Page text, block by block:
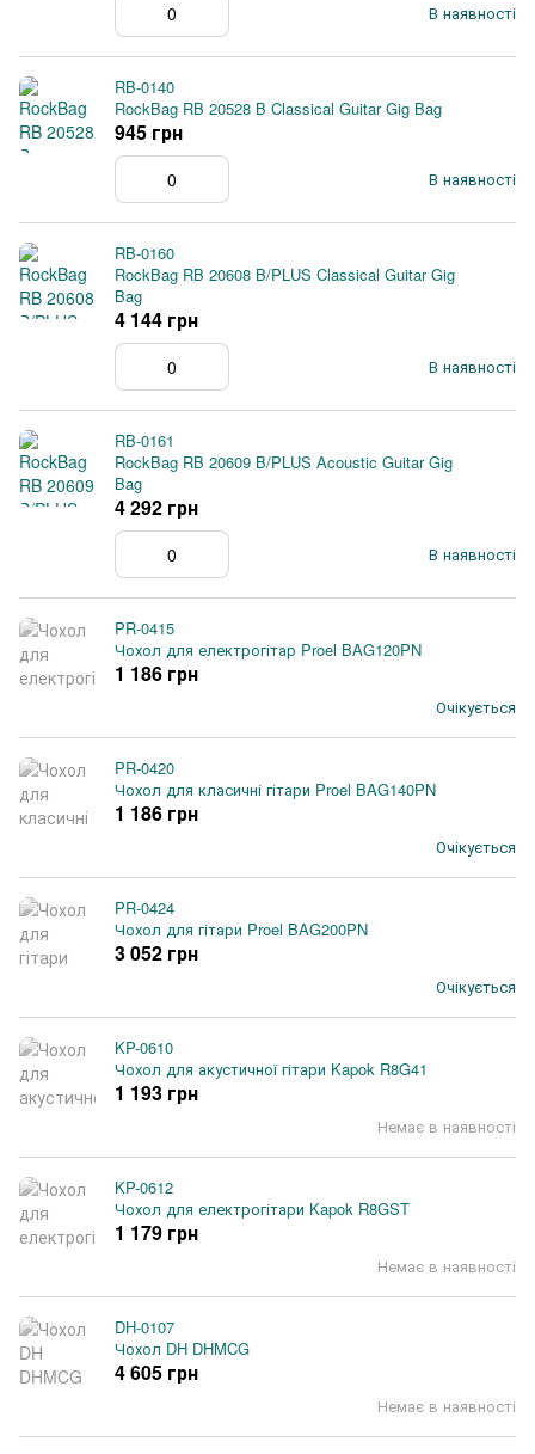
В наявності
RB-0140
RockBag RB 20528 B Classical Guitar Gig Bag
В наявності
945 грн
RB-0160
RockBag RB 20608 B/PLUS Classical Guitar Gig
Bag
В наявності
4 144 грн
RB-0161
RockBag RB 20609 B/PLUS Acoustic Guitar Gig
Bag
В наявності
4 292 грн
PR-0415
Чохол для електрогітар Proel BAG120PN
Очікується
1 186 грн
PR-0420
Чохол для класичні гітари Proel BAG140PN
Очікується
1 186 грн
PR-0424
Чохол для гітари Proel BAG200PN
Очікується
3 052 грн
KP-0610
Чохол для акустичної гітари Kapok R8G41
Немає в наявності
1 193 грн
KP-0612
Чохол для електрогітари Kapok R8GST
Немає в наявності
1 179 грн
DH-0107
Чохол DH DHMCG
Немає в наявності
4 605 грн